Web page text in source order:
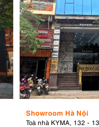
Showroom Hà Nội
Toà nhà KYMA, 132 -